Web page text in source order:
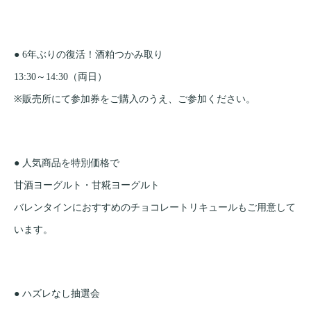
● 6年ぶりの復活！酒粕つかみ取り
13:30～14:30（両日）
※販売所にて参加券をご購入のうえ、ご参加ください。
● 人気商品を特別価格で
甘酒ヨーグルト・甘糀ヨーグルト
バレンタインにおすすめのチョコレートリキュールもご用意して
います。
● ハズレなし抽選会